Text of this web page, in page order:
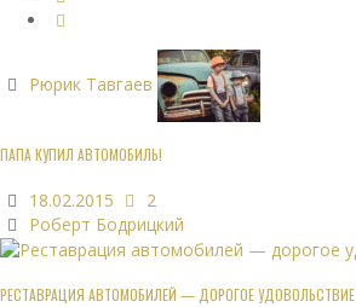
Рюрик Тавгаев
ПАПА КУПИЛ АВТОМОБИЛЬ!
18.02.2015
2
Роберт Бодрицкий
РЕСТАВРАЦИЯ АВТОМОБИЛЕЙ — ДОРОГОЕ УДОВОЛЬСТВИЕ